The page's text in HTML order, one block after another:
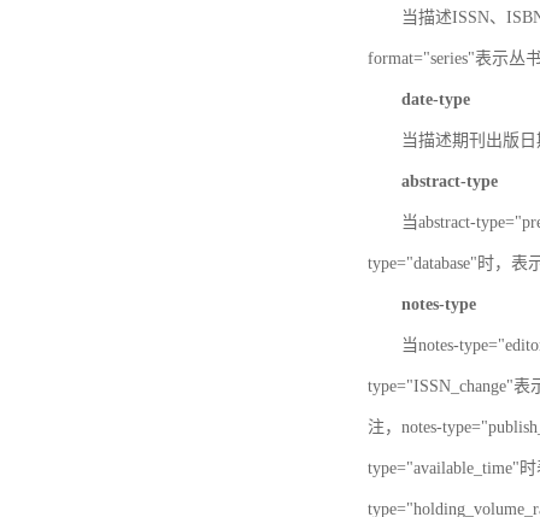
当描述ISSN、
format="series"表示丛
date-type
当描述期刊出版日
abstract-type
当abstract-
type="database"时，表
notes-type
当notes-
type="ISSN_change"
注，notes-
type="available_time"